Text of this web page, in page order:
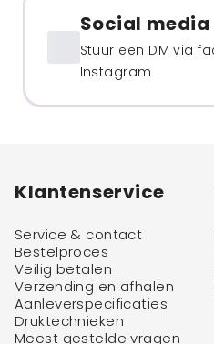
Social media
Stuur een DM via
Instagram
Klantenservice
Service & contact
Bestelproces
Veilig betalen
Verzending en afhalen
Aanleverspecificaties
Druktechnieken
Meest gestelde vragen